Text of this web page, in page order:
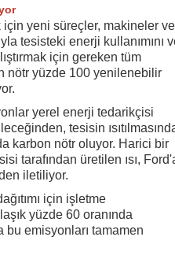
yeni süreçler, makineler ve
tesisteki enerji kullanımını
için gereken tüm
nötr yüzde 100 yenilenebilir
yerel enerji tedarikçisi
tesisin
karbon nötr oluyor. Harici bir
tarafından üretilen ısı,
iletiliyor.
için işletme
yüzde 60 oranında
bu emisyonları tamamen